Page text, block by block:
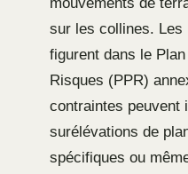
sur les collines. Les
figurent dans le
Risques (PPR)
contraintes peuvent
surélévations de
spécifiques ou